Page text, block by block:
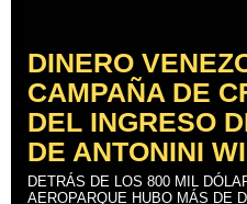
DINERO
CAMPAÑA DE
DEL INGRESO
DE ANTONINI
DETRÁS DE LOS 800 MIL
AEROPARQUE HUBO MÁS DE